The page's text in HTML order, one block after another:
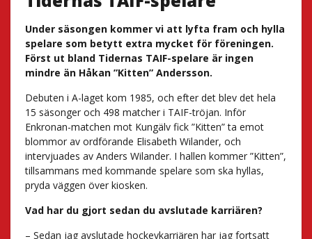
Under säsongen kommer vi att lyfta fram och hylla
spelare som betytt extra mycket för föreningen.
Först ut bland Tidernas TAIF-spelare är ingen
mindre än Håkan ”Kitten” Andersson.
Debuten i A-laget kom 1985, och efter det blev det hela
15 säsonger och 498 matcher i TAIF-tröjan. Inför
Enkronan-matchen mot Kungälv fick ”Kitten” ta emot
blommor av ordförande Elisabeth Wilander, och
intervjuades av Anders Wilander. I hallen kommer ”Kitten”,
tillsammans med kommande spelare som ska hyllas,
pryda väggen över kiosken.
Vad har du gjort sedan du avslutade karriären?
– Sedan jag avslutade hockeykarriären har jag fortsatt